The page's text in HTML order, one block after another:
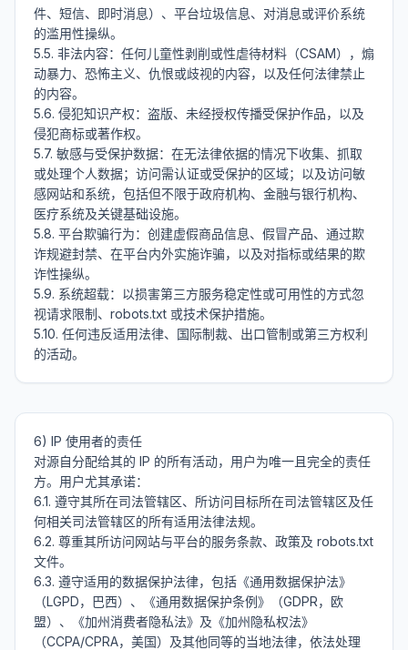
件、短信、即时消息）、平台垃圾信息、对消息或评价系统
的滥用性操纵。
5.5. 非法内容：任何儿童性剥削或性虐待材料（CSAM），煽
动暴力、恐怖主义、仇恨或歧视的内容，以及任何法律禁止
的内容。
5.6. 侵犯知识产权：盗版、未经授权传播受保护作品，以及
侵犯商标或著作权。
5.7. 敏感与受保护数据：在无法律依据的情况下收集、抓取
或处理个人数据；访问需认证或受保护的区域；以及访问敏
感网站和系统，包括但不限于政府机构、金融与银行机构、
医疗系统及关键基础设施。
5.8. 平台欺骗行为：创建虚假商品信息、假冒产品、通过欺
诈规避封禁、在平台内外实施诈骗，以及对指标或结果的欺
诈性操纵。
5.9. 系统超载：以损害第三方服务稳定性或可用性的方式忽
视请求限制、robots.txt 或技术保护措施。
5.10. 任何违反适用法律、国际制裁、出口管制或第三方权利
6) IP 使用者的责任
对源自分配给其的 IP 的所有活动，用户为唯一且完全的责任
方。用户尤其承诺：
6.1. 遵守其所在司法管辖区、所访问目标所在司法管辖区及任
何相关司法管辖区的所有适用法律法规。
6.2. 尊重其所访问网站与平台的服务条款、政策及 robots.txt
文件。
6.3. 遵守适用的数据保护法律，包括《通用数据保护法》
（LGPD，巴西）、《通用数据保护条例》（GDPR，欧
盟）、《加州消费者隐私法》及《加州隐私权法》
（CCPA/CPRA，美国）及其他同等的当地法律，依法处理